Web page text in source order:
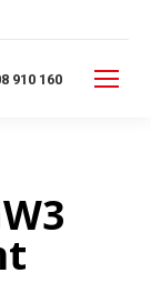
910 160